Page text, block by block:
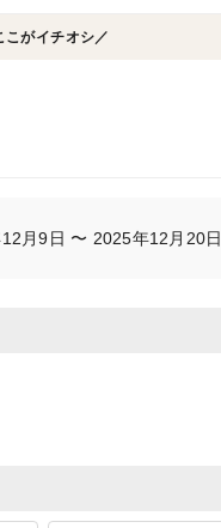
こがイチオシ／
月9日 〜 2025年12月20日